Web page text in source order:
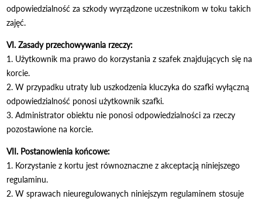
odpowiedzialność za szkody wyrządzone uczestnikom w toku takich
zajęć.
VI. Zasady przechowywania rzeczy:
1. Użytkownik ma prawo do korzystania z szafek znajdujących się na
korcie.
2. W przypadku utraty lub uszkodzenia kluczyka do szafki wyłączną
odpowiedzialność ponosi użytkownik szafki.
3. Administrator obiektu nie ponosi odpowiedzialności za rzeczy
pozostawione na korcie.
VII. Postanowienia końcowe:
1. Korzystanie z kortu jest równoznaczne z akceptacją niniejszego
regulaminu.
2. W sprawach nieuregulowanych niniejszym regulaminem stosuje